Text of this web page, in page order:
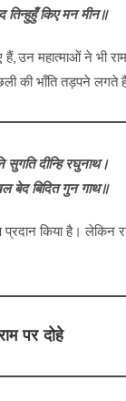
तिन्हुहुँ किए मन मीन॥
हैं, उन महात्माओं ने भी
की भाँति तड़पने लगते
सुगति दीन्हि रघुनाथ।
बेद बिदित गुन गाथ॥
किया है। लेकिन
पर दोहे